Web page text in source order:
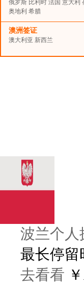
俄罗斯 比利时 法国 意大利
奥地利 希腊
澳洲签证
澳大利亚 新西兰
波兰个人
最长停留
去看看 ￥